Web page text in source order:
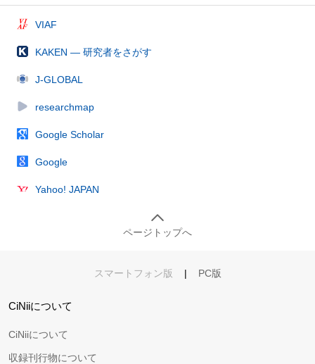
VIAF
KAKEN — 研究者をさがす
J-GLOBAL
researchmap
Google Scholar
Google
Yahoo! JAPAN
ページトップへ
スマートフォン版 | PC版
CiNiiについて
CiNiiについて
収録刊行物について